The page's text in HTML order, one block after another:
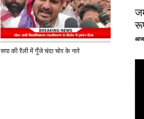
सपा की रैली में गूँजे चंदा चोर के नारे
आज